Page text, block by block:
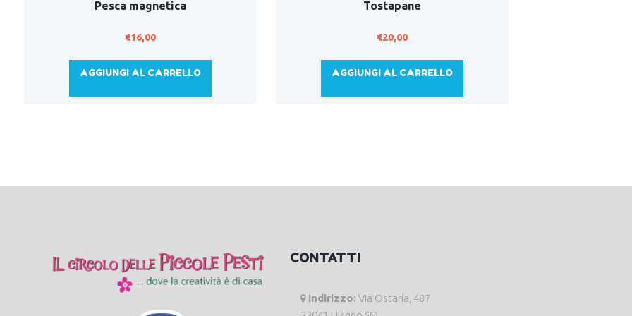
Pesca magnetica
€16,00
AGGIUNGI AL CARRELLO
Tostapane
€20,00
AGGIUNGI AL CARRELLO
CONTATTI
Indirizzo: Via Ostaria, 487